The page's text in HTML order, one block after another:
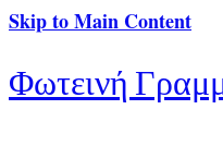
Skip to Main Content
Φωτεινή